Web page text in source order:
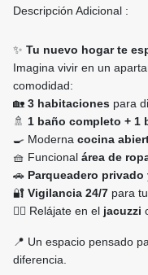
Descripción Adicional :
✨ Tu nuevo hogar te
Imagina vivir en un
comodidad:
🏡 3 habitaciones para
🚿 1 baño completo + 1
🍳 Moderna cocina
🧺 Funcional área de
🚗 Parqueadero privado
🔐 Vigilancia 24/7 para
💆‍♂️ Relájate en el jacuzzi
📍 Un espacio pensado
diferencia.